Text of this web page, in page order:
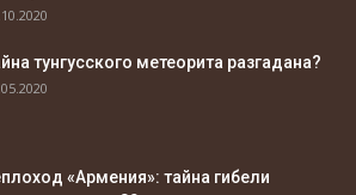
тунгусского метеорита разгадана?
«Армения»: тайна гибели